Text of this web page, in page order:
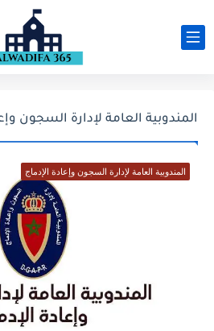
المندوبية العامة لإدارة السجون
المندوبية العامة لإدارة السجون وإعادة الإدماج